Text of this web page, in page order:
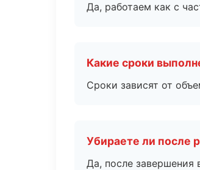
Да, работаем как с
Какие сроки
Сроки зависят от
Убираете ли после
Да, после завершения